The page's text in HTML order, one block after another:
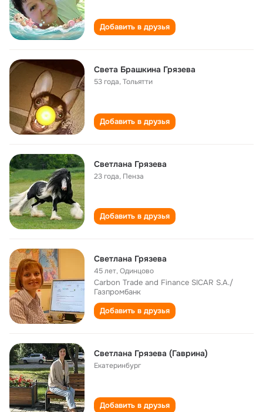
Добавить в друзья
Света Брашкина Грязева
53 года,Тольятти
Добавить в друзья
Светлана Грязева
23 года, Пенза
Добавить в друзья
Светлана Грязева
45 лет,Одинцово
Carbon Trade and Finance SICAR S.A./
Газпромбанк
Добавить в друзья
Светлана Грязева (Гаврина)
Екатеринбург
Добавить в друзья